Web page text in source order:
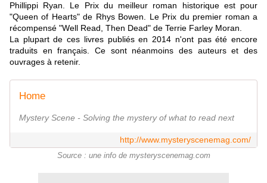
Phillippi Ryan. Le Prix du meilleur roman historique est pour
"Queen of Hearts" de Rhys Bowen. Le Prix du premier roman a
récompensé "Well Read, Then Dead" de Terrie Farley Moran.
La plupart de ces livres publiés en 2014 n'ont pas été encore
traduits en français. Ce sont néanmoins des auteurs et des
ouvrages à retenir.
Home
Mystery Scene - Solving the mystery of what to read next
http://www.mysteryscenemag.com/
Source : une info de mysteryscenemag.com